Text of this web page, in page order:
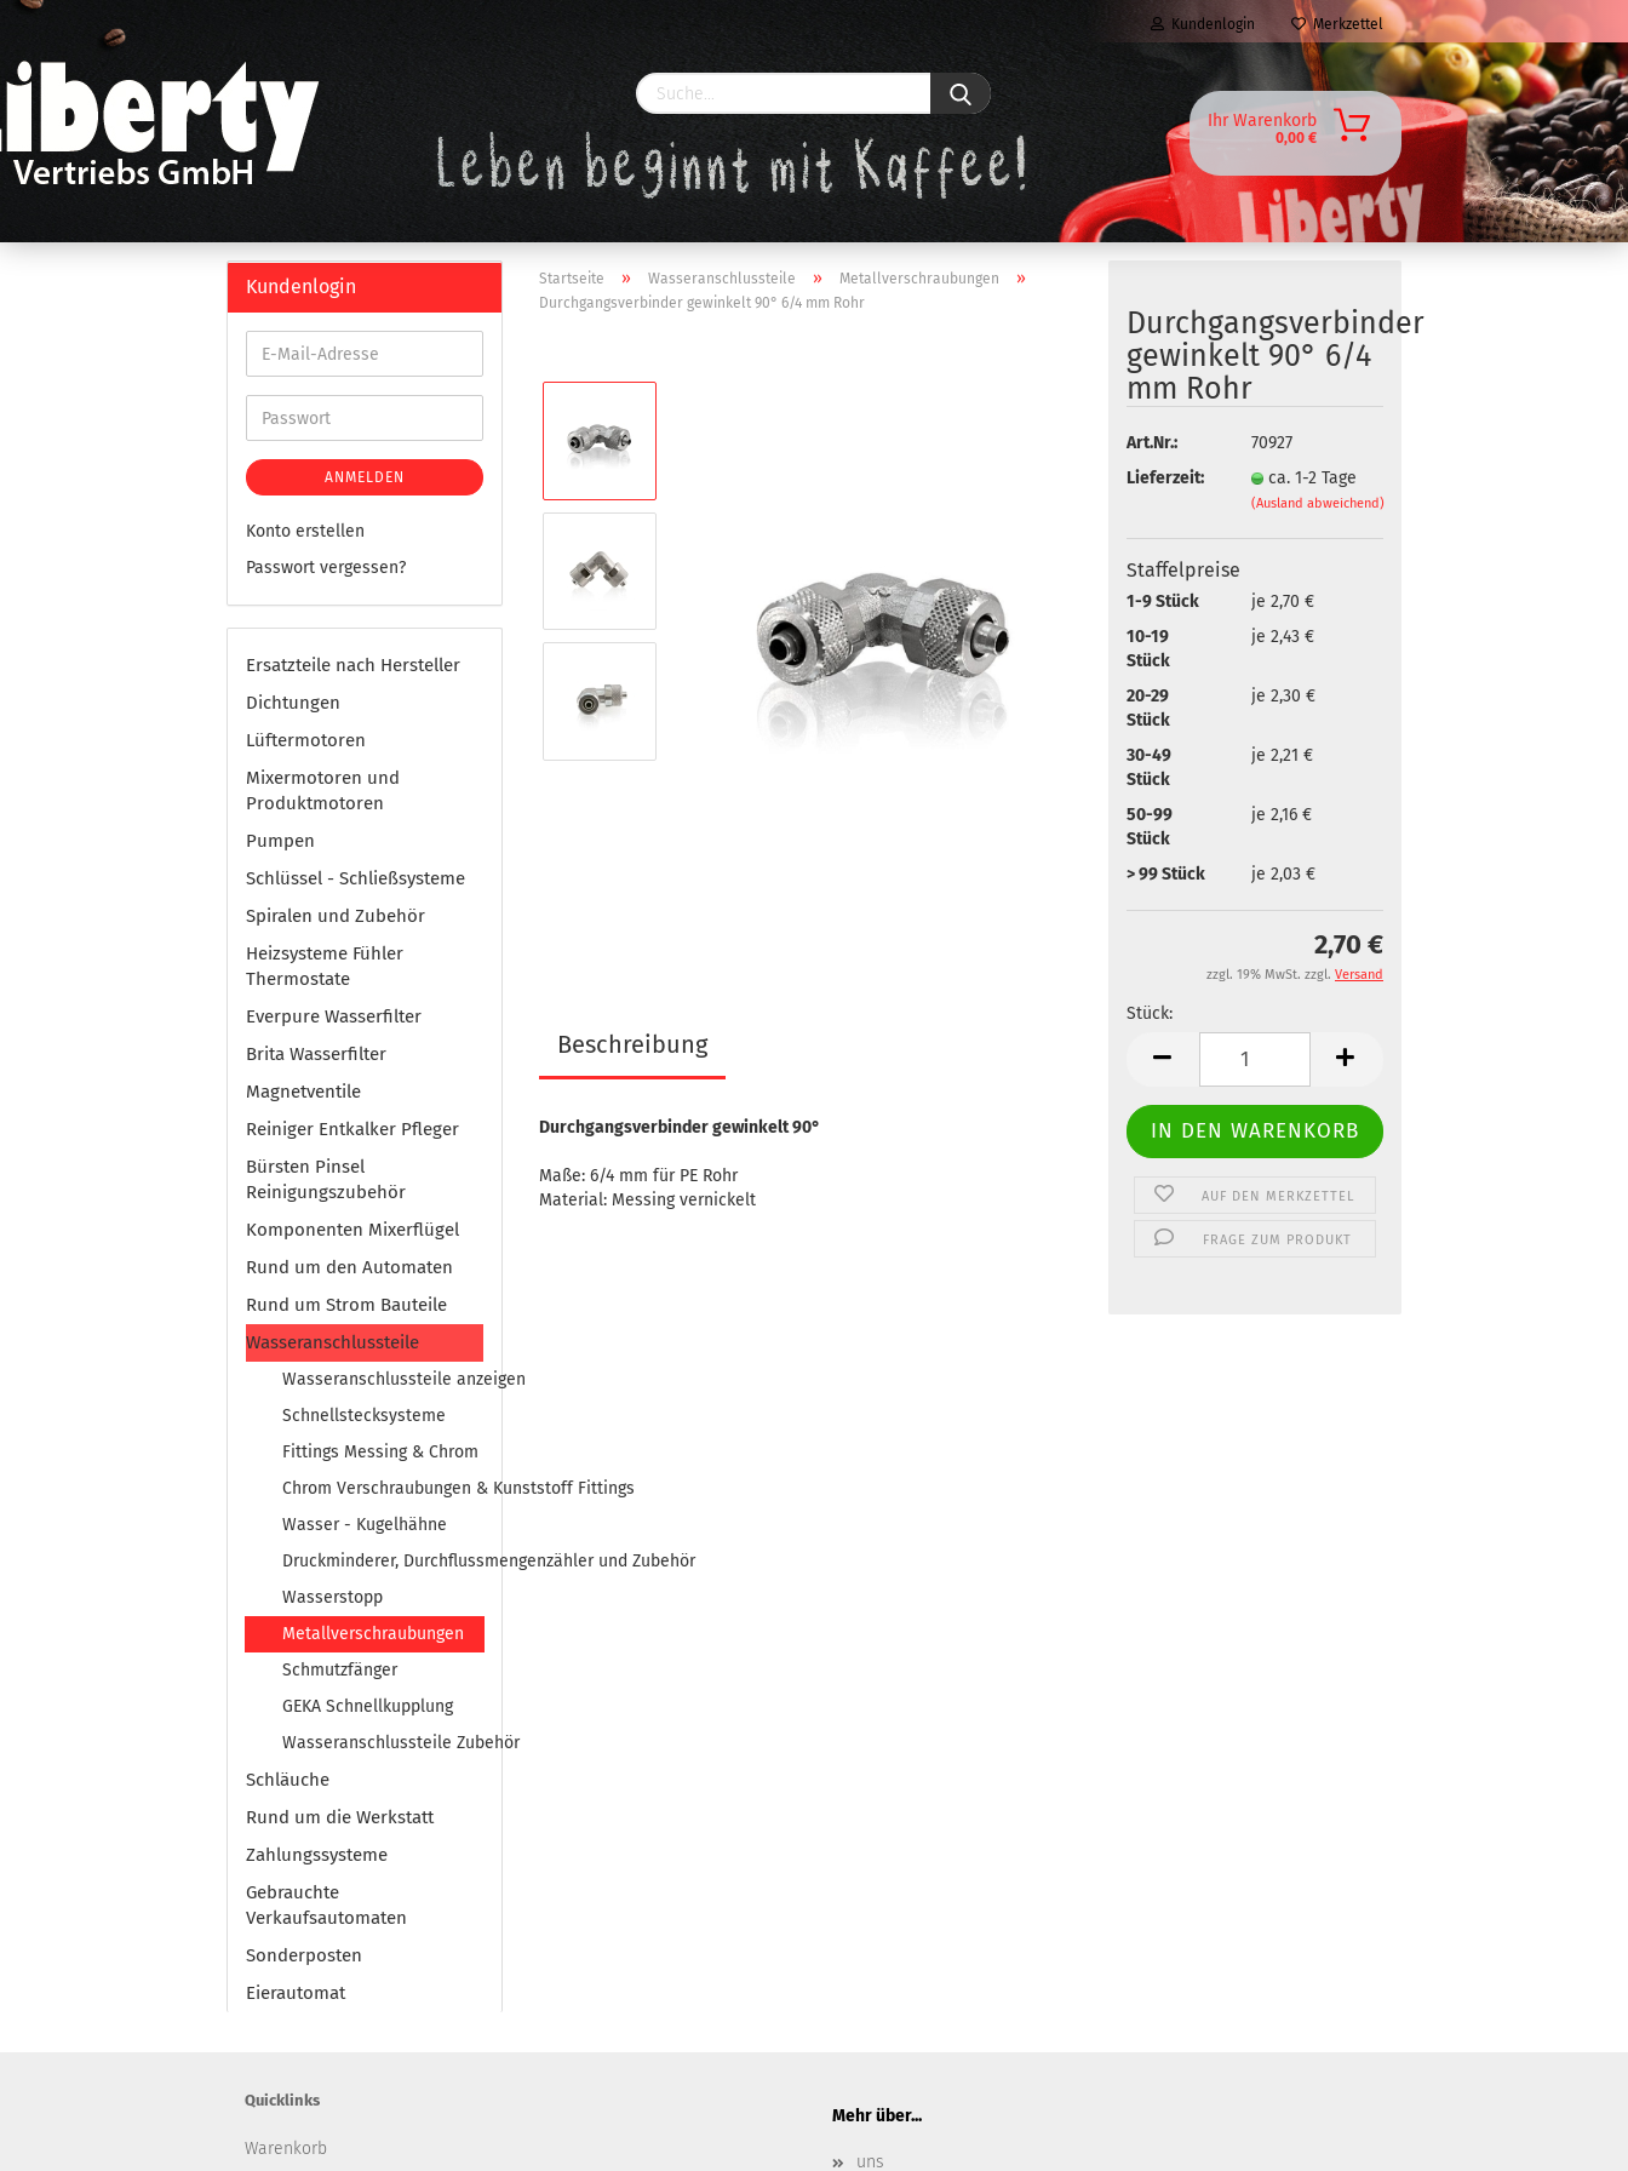
Kundenlogin Merkzettel
Ihr Warenkorb
0,00 €
Startseite » Wasseranschlussteile » Metallverschraubungen »
Durchgangsverbinder gewinkelt 90° 6/4 mm Rohr
Durchgangsverbinder
gewinkelt 90° 6/4
mm Rohr
Art.Nr.:
70927
Lieferzeit:
ca. 1-2 Tage
(Ausland abweichend)
Staffelpreise
1-9 Stück
je 2,70 €
10-19
Stück
je 2,43 €
20-29
Stück
je 2,30 €
30-49
Stück
je 2,21 €
50-99
Stück
je 2,16 €
> 99 Stück je 2,03 €
2,70 €
zzgl. 19% MwSt. zzgl. Versand
Stück:
Stück
AUF DEN MERKZETTEL
FRAGE ZUM PRODUKT
Beschreibung
Durchgangsverbinder gewinkelt 90°
Maße: 6/4 mm für PE Rohr
Material: Messing vernickelt
Kundenlogin
ANMELDEN
Konto erstellen
Passwort vergessen?
Ersatzteile nach Hersteller
Dichtungen
Lüftermotoren
Mixermotoren und
Produktmotoren
Pumpen
Schlüssel - Schließsysteme
Spiralen und Zubehör
Heizsysteme Fühler
Thermostate
Everpure Wasserfilter
Brita Wasserfilter
Magnetventile
Reiniger Entkalker Pfleger
Bürsten Pinsel
Reinigungszubehör
Komponenten Mixerflügel
Rund um den Automaten
Rund um Strom Bauteile
Wasseranschlussteile
Wasseranschlussteile anzeigen
Schnellstecksysteme
Fittings Messing & Chrom
Chrom Verschraubungen & Kunststoff Fittings
Wasser - Kugelhähne
Druckminderer, Durchflussmengenzähler und Zubehör
Wasserstopp
Metallverschraubungen
Schmutzfänger
GEKA Schnellkupplung
Wasseranschlussteile Zubehör
Schläuche
Rund um die Werkstatt
Zahlungssysteme
Gebrauchte
Verkaufsautomaten
Sonderposten
Eierautomat
Quicklinks
Warenkorb
Mehr über...
uns